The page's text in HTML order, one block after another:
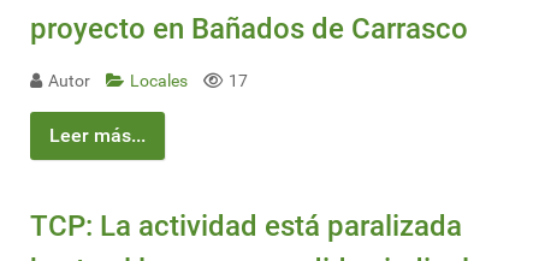
proyecto en Bañados de Carrasco
Autor Locales 17
Leer más...
TCP: La actividad está paralizada